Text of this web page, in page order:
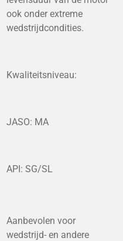
ook onder extreme
wedstrijdcondities.
Kwaliteitsniveau:
JASO: MA
API: SG/SL
Aanbevolen voor
wedstrijd- en andere